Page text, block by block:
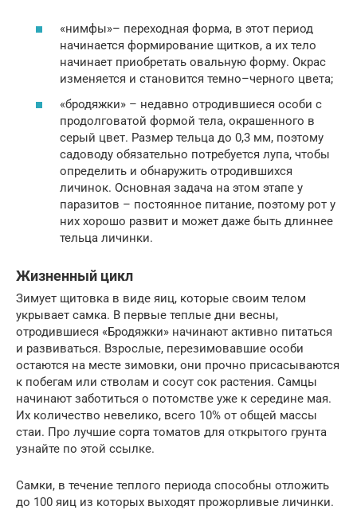
«нимфы»– переходная форма, в этот период
начинается формирование щитков, а их тело
начинает приобретать овальную форму. Окрас
изменяется и становится темно–черного цвета;
«бродяжки» – недавно отродившиеся особи с
продолговатой формой тела, окрашенного в
серый цвет. Размер тельца до 0,3 мм, поэтому
садоводу обязательно потребуется лупа, чтобы
определить и обнаружить отродившихся
личинок. Основная задача на этом этапе у
паразитов – постоянное питание, поэтому рот у
них хорошо развит и может даже быть длиннее
тельца личинки.
Жизненный цикл
Зимует щитовка в виде яиц, которые своим телом
укрывает самка. В первые теплые дни весны,
отродившиеся «Бродяжки» начинают активно питаться
и развиваться. Взрослые, перезимовавшие особи
остаются на месте зимовки, они прочно присасываются
к побегам или стволам и сосут сок растения. Самцы
начинают заботиться о потомстве уже к середине мая.
Их количество невелико, всего 10% от общей массы
стаи. Про лучшие сорта томатов для открытого грунта
узнайте по этой ссылке.
Самки, в течение теплого периода способны отложить
до 100 яиц из которых выходят прожорливые личинки.